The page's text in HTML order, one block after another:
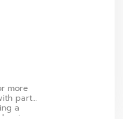
more
part
a